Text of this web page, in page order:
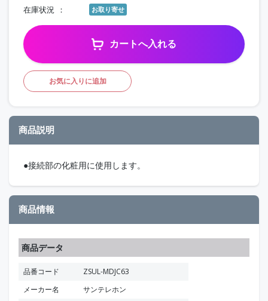
在庫状況 お取り寄せ
カートへ入れる
お気に入りに追加
商品説明
●接続部の化粧用に使用します。
商品情報
商品データ
品番コード
ZSUL-MDJC63
メーカー名
サンテレホン